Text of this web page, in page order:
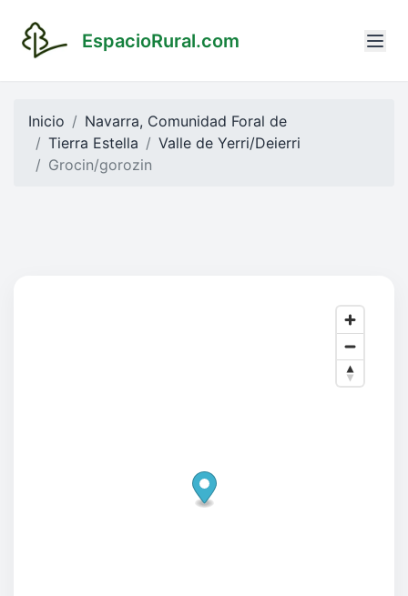
EspacioRural.com
Inicio
Navarra, Comunidad Foral de
Tierra Estella
Valle de Yerri/Deierri
Grocin/gorozin